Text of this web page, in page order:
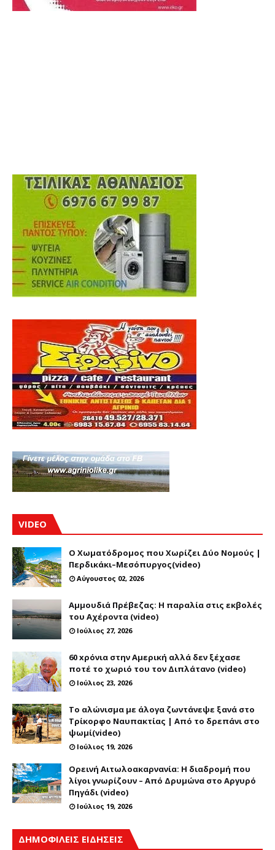
VIDEO
Ο Χωματόδρομος που Χωρίζει Δύο Νομούς |
Περδικάκι–Μεσόπυργος(video)
Αύγουστος 02, 2026
Αμμουδιά Πρέβεζας: Η παραλία στις εκβολές
του Αχέροντα (video)
Ιούλιος 27, 2026
60 xρόνια στην Αμερική αλλά δεν ξέχασε
ποτέ το χωριό του τον Διπλάτανο (video)
Ιούλιος 23, 2026
Το αλώνισμα με άλογα ζωντάνεψε ξανά στο
Τρίκορφο Ναυπακτίας | Από το δρεπάνι στο
ψωμί(video)
Ιούλιος 19, 2026
Ορεινή Αιτωλοακαρνανία: Η διαδρομή που
λίγοι γνωρίζουν – Από Δρυμώνα στο Αργυρό
Πηγάδι (video)
Ιούλιος 19, 2026
ΔΗΜΟΦΙΛΕΙΣ ΕΙΔΗΣΕΙΣ